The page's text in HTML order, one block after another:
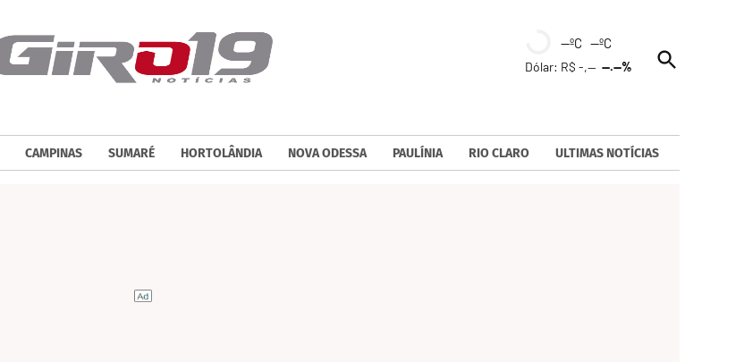
--ºC --ºC
Dólar: R$ -,----.--%
Open
Search
CAMPINAS SUMARÉ HORTOLÂNDIA NOVA ODESSA PAULÍNIA RIO CLARO ULTIMAS NOTÍCIAS